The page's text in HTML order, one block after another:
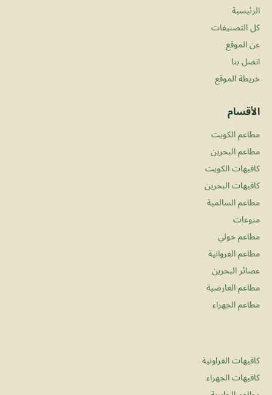
الرئيسية
كل التصنيفات
عن الموقع
اتصل بنا
خريطة الموقع
الأقسام
مطاعم الكويت
مطاعم البحرين
كافيهات الكويت
كافيهات البحرين
مطاعم السالمية
منوعات
مطاعم حولي
مطاعم الفروانية
عصائر البحرين
مطاعم العارضية
مطاعم الجهراء
كافيهات الفراونية
كافيهات الجهراء